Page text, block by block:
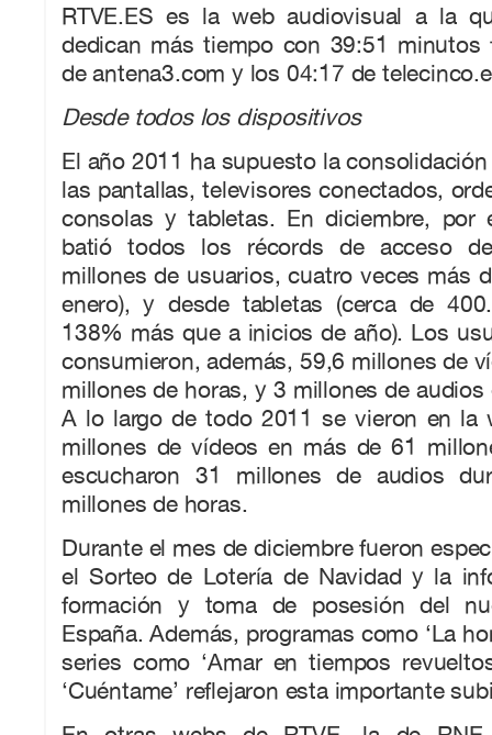
RTVE.ES es la web audiovisual a la
dedican más tiempo con 39:51 minutos
de antena3.com y los 04:17 de
Desde todos los dispositivos
El año 2011 ha supuesto la
las pantallas, televisores conectados,
consolas y tabletas. En diciembre, por
batió todos los récords de acceso
millones de usuarios, cuatro veces más
enero), y desde tabletas (cerca de
138% más que a inicios de año). Los
consumieron, además, 59,6 millones de
millones de horas, y 3 millones de
A lo largo de todo 2011 se vieron en la
millones de vídeos en más de 61
escucharon 31 millones de audios
millones de horas.
Durante el mes de diciembre fueron
el Sorteo de Lotería de Navidad y la
formación y toma de posesión del
España. Además, programas como ‘La
series como ‘Amar en tiempos
‘Cuéntame’ reflejaron esta importante